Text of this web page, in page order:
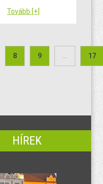
Tovább [+]
8 9 … 17
HÍREK